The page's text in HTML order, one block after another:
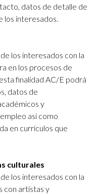
datos de detalle de
los interesados.
los interesados con la
en los procesos de
finalidad AC/E podrá
datos de
y
así como
en currículos que
culturales
los interesados con la
con artistas y